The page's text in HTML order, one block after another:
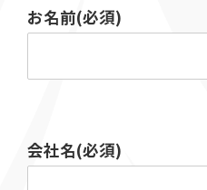
お名前(必須)
会社名(必須)